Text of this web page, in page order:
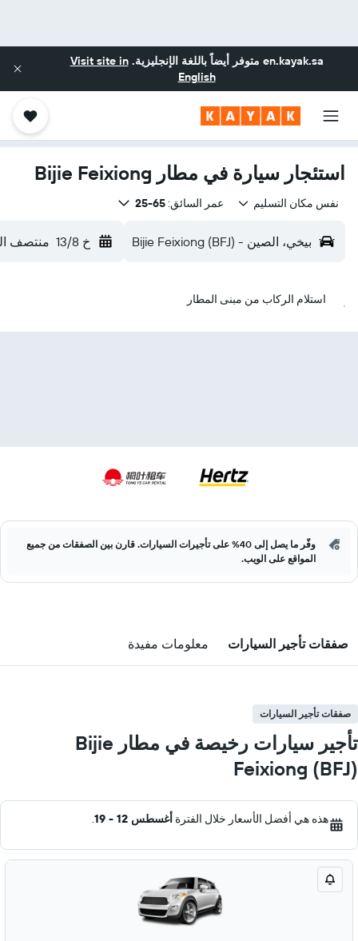
en.kayak.sa متوفر أيضاً باللغة الإنجليزية.Visit site in
English
استئجار سيارة في مطار Bijie Feixiong
نفس مكان التسليم عمر السائق:65-25
بيخي، الصين - Bijie Feixiong (BFJ) خ 13/8 منتصف
استلام الركاب من مبنى المطار
وفّر ما يصل إلى 40% على تأجيرات السيارات. قارن بين الصفقات من جميع
المواقع على الويب.
صفقات تأجير السيارات معلومات مفيدة
صفقات تأجير السيارات
تأجير سيارات رخيصة في مطار Bijie
Feixiong (BFJ)
هذه هي أفضل الأسعار خلال الفترة أغسطس 12 - 19 .